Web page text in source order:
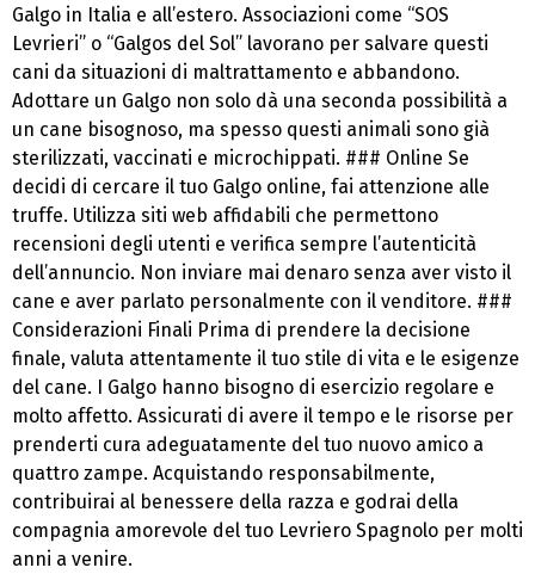
Galgo in Italia e all’estero. Associazioni come “SOS
Levrieri” o “Galgos del Sol” lavorano per salvare questi
cani da situazioni di maltrattamento e abbandono.
Adottare un Galgo non solo dà una seconda possibilità a
un cane bisognoso, ma spesso questi animali sono già
sterilizzati, vaccinati e microchippati. ### Online Se
decidi di cercare il tuo Galgo online, fai attenzione alle
truffe. Utilizza siti web affidabili che permettono
recensioni degli utenti e verifica sempre l’autenticità
dell’annuncio. Non inviare mai denaro senza aver visto il
cane e aver parlato personalmente con il venditore. ###
Considerazioni Finali Prima di prendere la decisione
finale, valuta attentamente il tuo stile di vita e le esigenze
del cane. I Galgo hanno bisogno di esercizio regolare e
molto affetto. Assicurati di avere il tempo e le risorse per
prenderti cura adeguatamente del tuo nuovo amico a
quattro zampe. Acquistando responsabilmente,
contribuirai al benessere della razza e godrai della
compagnia amorevole del tuo Levriero Spagnolo per molti
anni a venire.